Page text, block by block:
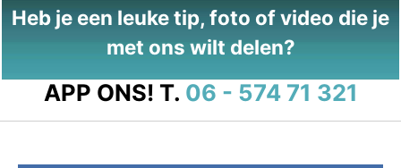
Heb je een leuke tip, foto of video die je
met ons wilt delen?
APP ONS! T. 06 - 574 71 321